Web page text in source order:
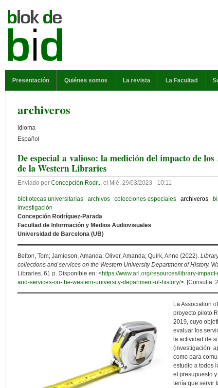
Presentación Quiénes somos La revista La Facultad
archiveros
Idioma
Español
De especial a valioso: la medición del impacto de
de la Western Libraries
Enviado por Concepción Rodr... el Mié, 29/03/2023 - 10:11
bibliotecas universitarias archivos colecciones especiales archiveros
investigación
Concepción Rodríguez-Parada
Facultad de Información y Medios Audiovisuales
Universidad de Barcelona (UB)
Belton, Tom; Jamieson, Amanda; Oliver, Amanda; Quirk, Anne (2022).
collections and services on the Western University Department of History.
Libraries. 61 p. Disponible en: <https://www.arl.org/resources/library-
and-services-on-the-western-university-department-of-history/>. [Consulta:
La Association
proyecto piloto
2019, cuyo
evaluar los
la actividad de
(investigación;
como para
estudio a todos
el presupuesto
tenía que servir